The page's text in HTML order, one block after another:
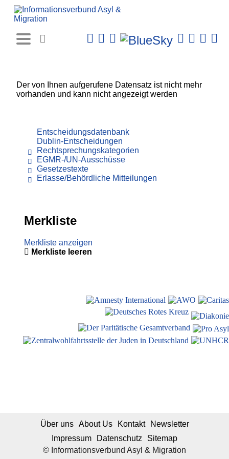
Der von Ihnen aufgerufene Datensatz ist nicht mehr
vorhanden und kann nicht angezeigt werden
Entscheidungsdatenbank
Dublin-Entscheidungen
Rechtsprechungskategorien
EGMR-/UN-Ausschüsse
Gesetzestexte
Erlasse/Behördliche Mitteilungen
Merkliste
Merkliste anzeigen
Merkliste leeren
© Informationsverbund Asyl & Migration
Über uns About Us Kontakt
Newsletter
Impressum
Datenschutz Sitemap